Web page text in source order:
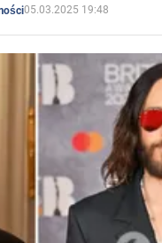
05.03.2025 19:48